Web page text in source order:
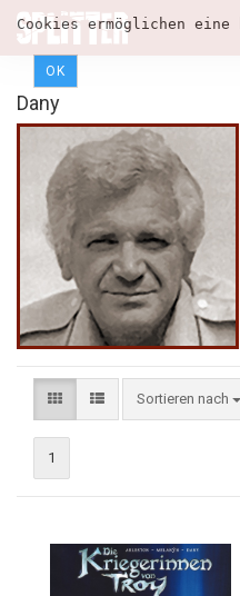
Cookies ermöglichen
OK
Dany
Sortieren nach
1